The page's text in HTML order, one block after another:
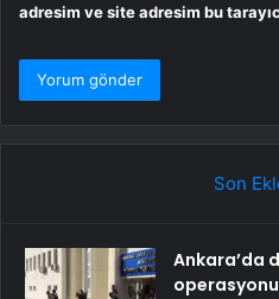
adresim ve site adresim bu
Son
Ankara’da